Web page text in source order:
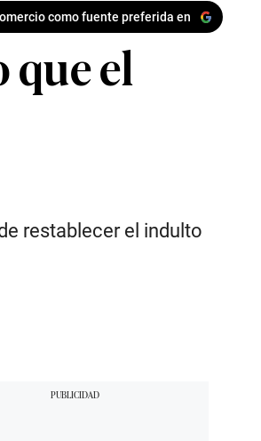
como fuente preferida en
el
restablecer el indulto